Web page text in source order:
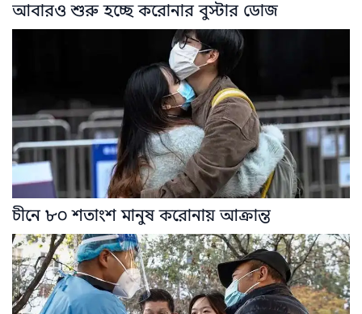
আবারও শুরু হচ্ছে করোনার বুস্টার ডোজ
চীনে ৮০ শতাংশ মানুষ করোনায় আক্রান্ত